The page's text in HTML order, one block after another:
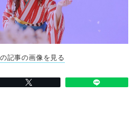
記事の画像を見る